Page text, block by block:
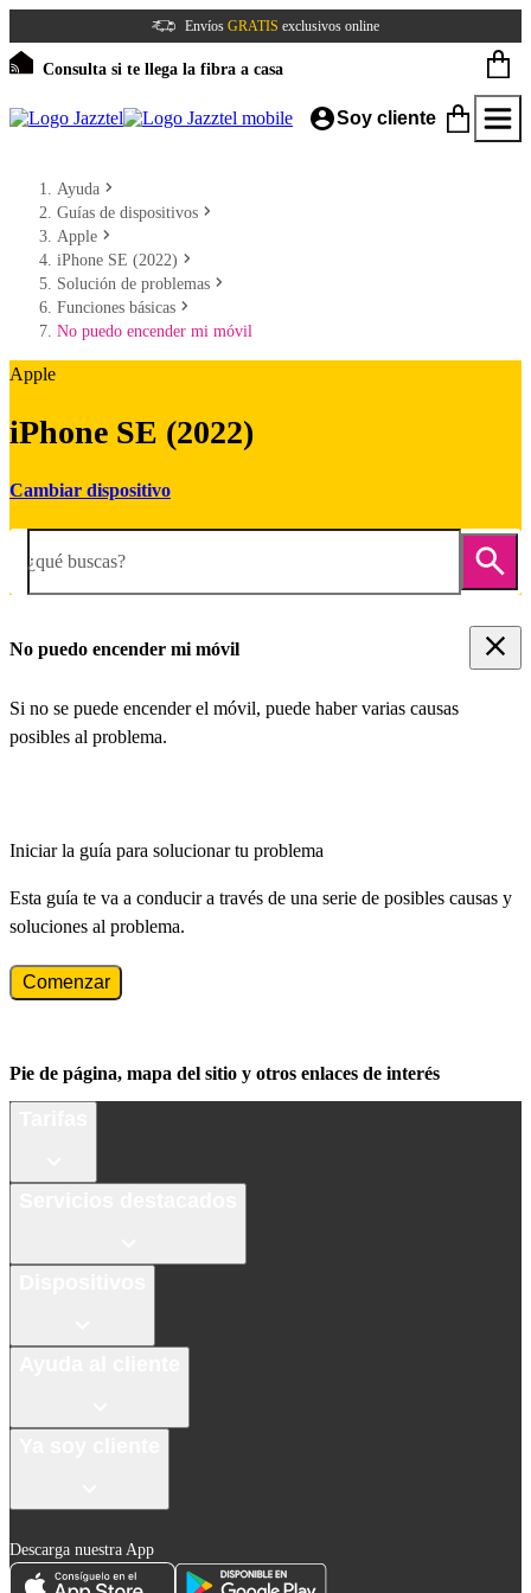
Envíos GRATIS exclusivos online
Consulta si te llega la fibra a casa
Soy cliente
Ayuda
Guías de dispositivos
Apple
iPhone SE (2022)
Solución de problemas
Funciones básicas
No puedo encender mi móvil
Apple
iPhone SE (2022)
Cambiar dispositivo
¿qué buscas?
No puedo encender mi móvil
Si no se puede encender el móvil, puede haber varias causas
posibles al problema.
Iniciar la guía para solucionar tu problema
Esta guía te va a conducir a través de una serie de posibles causas y
soluciones al problema.
Comenzar
Pie de página, mapa del sitio y otros enlaces de interés
Descarga nuestra App